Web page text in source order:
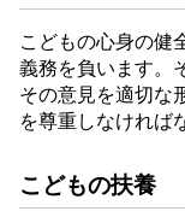
こどもの心身の健
義務を負います。
その意見を適切な
を尊重しなければ
こどもの扶養